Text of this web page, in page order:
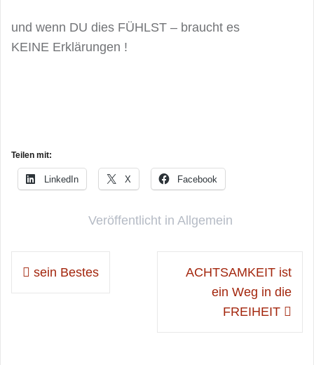
und wenn DU dies FÜHLST – braucht es
KEINE Erklärungen !
Teilen mit:
LinkedIn X Facebook
Veröffentlicht in Allgemein
Beitragsnavigation
sein Bestes
ACHTSAMKEIT ist
ein Weg in die
FREIHEIT